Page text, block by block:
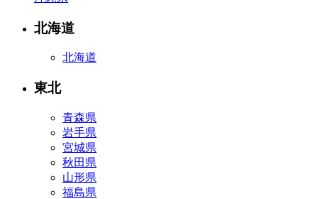
北海道
北海道
東北
青森県
岩手県
宮城県
秋田県
山形県
福島県